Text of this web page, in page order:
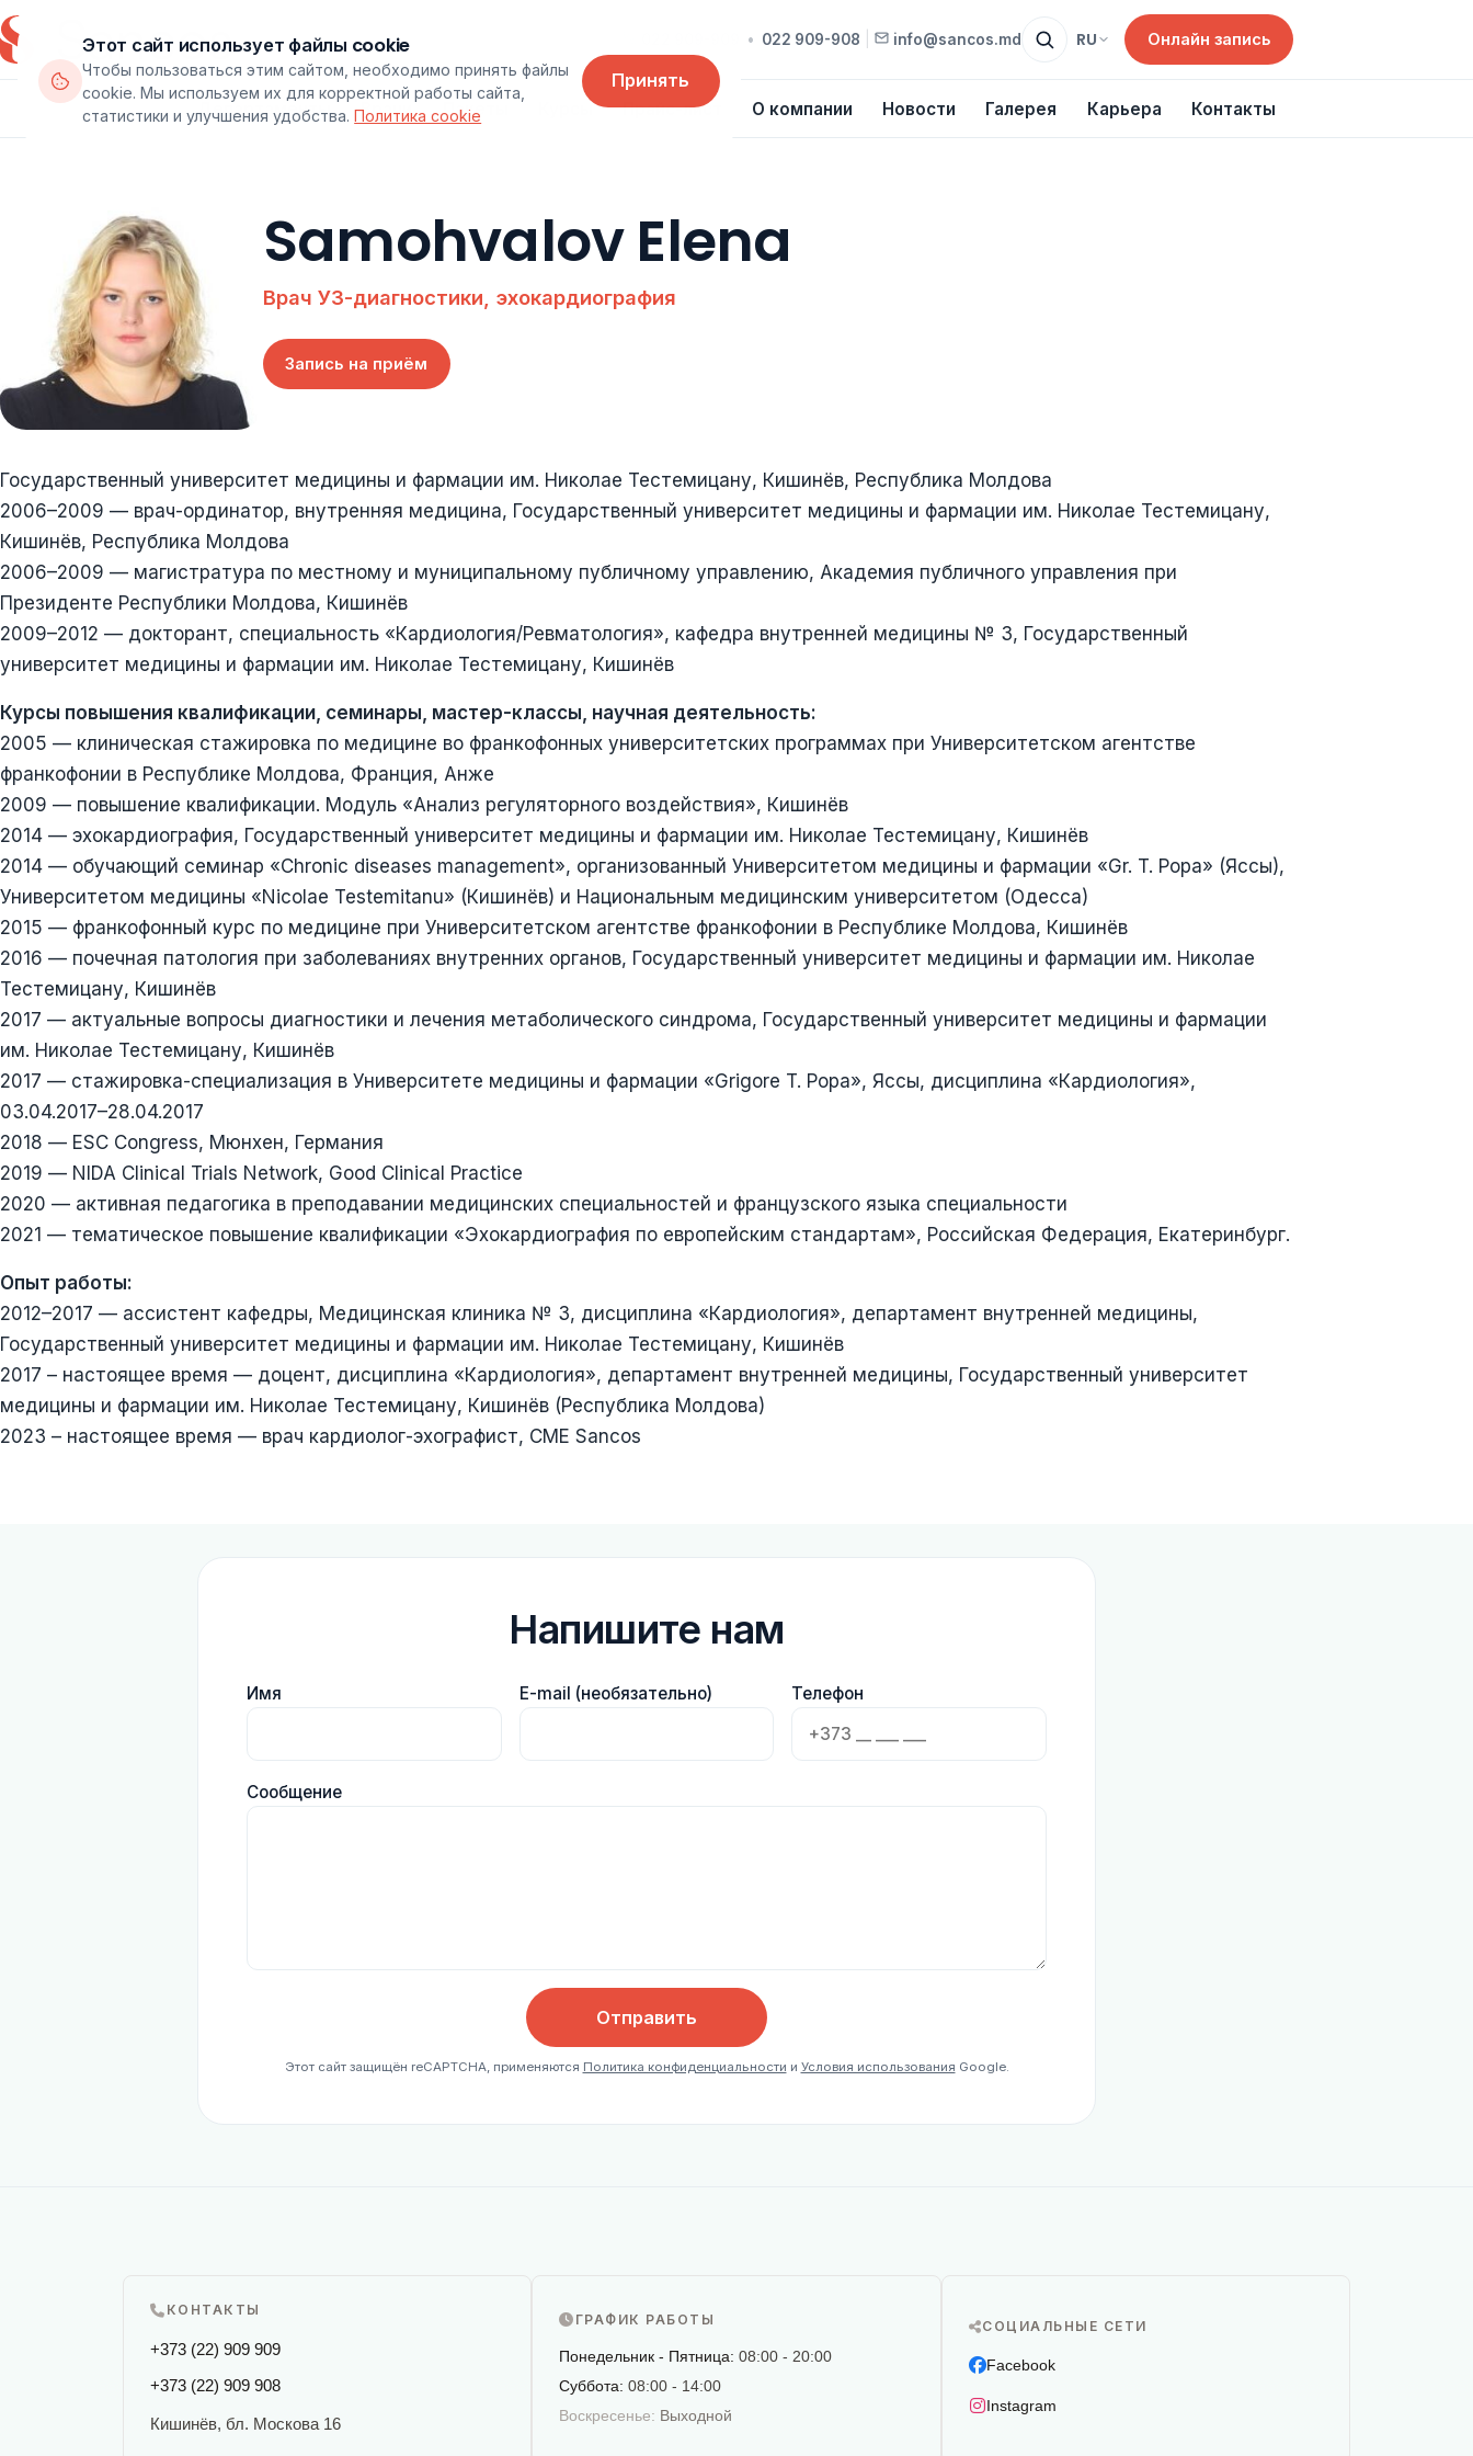
• 022 909-908 info@sancos.md RU Онлайн запись
Департаменты Врачи Пакеты Курсы Прайс-лист О компании Новости Галерея Карьера Контакты
Samohvalov Elena
Врач УЗ-диагностики, эхокардиография
Запись на приём
Государственный университет медицины и фармации им. Николае Тестемицану, Кишинёв, Республика Молдова
2006–2009 — врач-ординатор, внутренняя медицина, Государственный университет медицины и фармации им. Николае Тестемицану,
Кишинёв, Республика Молдова
2006–2009 — магистратура по местному и муниципальному публичному управлению, Академия публичного управления при
Президенте Республики Молдова, Кишинёв
2009–2012 — докторант, специальность «Кардиология/Ревматология», кафедра внутренней медицины № 3, Государственный
университет медицины и фармации им. Николае Тестемицану, Кишинёв
Курсы повышения квалификации, семинары, мастер-классы, научная деятельность:
2005 — клиническая стажировка по медицине во франкофонных университетских программах при Университетском агентстве
франкофонии в Республике Молдова, Франция, Анже
2009 — повышение квалификации. Модуль «Анализ регуляторного воздействия», Кишинёв
2014 — эхокардиография, Государственный университет медицины и фармации им. Николае Тестемицану, Кишинёв
2014 — обучающий семинар «Chronic diseases management», организованный Университетом медицины и фармации «Gr. T. Popa» (Яссы),
Университетом медицины «Nicolae Testemitanu» (Кишинёв) и Национальным медицинским университетом (Одесса)
2015 — франкофонный курс по медицине при Университетском агентстве франкофонии в Республике Молдова, Кишинёв
2016 — почечная патология при заболеваниях внутренних органов, Государственный университет медицины и фармации им. Николае
Тестемицану, Кишинёв
2017 — актуальные вопросы диагностики и лечения метаболического синдрома, Государственный университет медицины и фармации
им. Николае Тестемицану, Кишинёв
2017 — стажировка-специализация в Университете медицины и фармации «Grigore T. Popa», Яссы, дисциплина «Кардиология»,
03.04.2017–28.04.2017
2018 — ESC Congress, Мюнхен, Германия
2019 — NIDA Clinical Trials Network, Good Clinical Practice
2020 — активная педагогика в преподавании медицинских специальностей и французского языка специальности
2021 — тематическое повышение квалификации «Эхокардиография по европейским стандартам», Российская Федерация, Екатеринбург.
Опыт работы:
2012–2017 — ассистент кафедры, Медицинская клиника № 3, дисциплина «Кардиология», департамент внутренней медицины,
Государственный университет медицины и фармации им. Николае Тестемицану, Кишинёв
2017 – настоящее время — доцент, дисциплина «Кардиология», департамент внутренней медицины, Государственный университет
медицины и фармации им. Николае Тестемицану, Кишинёв (Республика Молдова)
2023 – настоящее время — врач кардиолог-эхографист, CME Sancos
Напишите нам
Имя E-mail (необязательно) Телефон
Сообщение
Отправить
Этот сайт защищён reCAPTCHA, применяются Политика конфиденциальности и Условия использования Google.
КОНТАКТЫ
+373 (22) 909 909
+373 (22) 909 908
Кишинёв, бл. Москова 16
ГРАФИК РАБОТЫ
Понедельник - Пятница: 08:00 - 20:00
Суббота: 08:00 - 14:00
Воскресенье: Выходной
СОЦИАЛЬНЫЕ СЕТИ
Facebook
Instagram
Этот сайт использует файлы cookie
Чтобы пользоваться этим сайтом, необходимо принять файлы
cookie. Мы используем их для корректной работы сайта,
статистики и улучшения удобства.Политика cookie
Принять